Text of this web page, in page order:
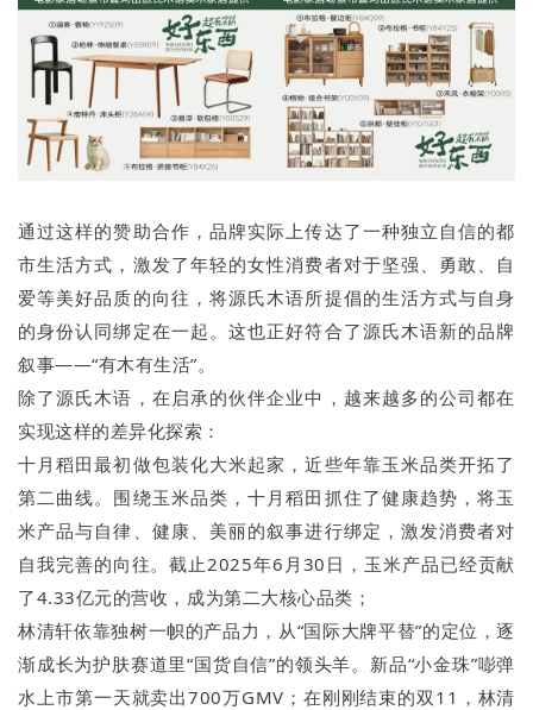
通过这样的赞助合作，品牌实际上传达了一种独立自信的都
市生活方式，激发了年轻的女性消费者对于坚强、勇敢、自
爱等美好品质的向往，将源氏木语所提倡的生活方式与自身
的身份认同绑定在一起。这也正好符合了源氏木语新的品牌
叙事——“有木有生活”。
除了源氏木语，在启承的伙伴企业中，越来越多的公司都在
实现这样的差异化探索：
十月稻田最初做包装化大米起家，近些年靠玉米品类开拓了
第二曲线。围绕玉米品类，十月稻田抓住了健康趋势，将玉
米产品与自律、健康、美丽的叙事进行绑定，激发消费者对
自我完善的向往。截止2025年6月30日，玉米产品已经贡献
了4.33亿元的营收，成为第二大核心品类；
林清轩依靠独树一帜的产品力，从“国际大牌平替”的定位，逐
渐成长为护肤赛道里“国货自信”的领头羊。新品“小金珠”嘭弹
水上市第一天就卖出700万GMV；在刚刚结束的双11，林清